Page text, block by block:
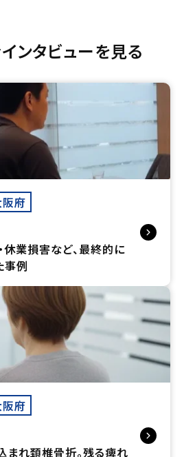
ンタビューを見る
阪府
業損害など、最終的に
事例
阪府
まれ頚椎骨折。残る痺れ